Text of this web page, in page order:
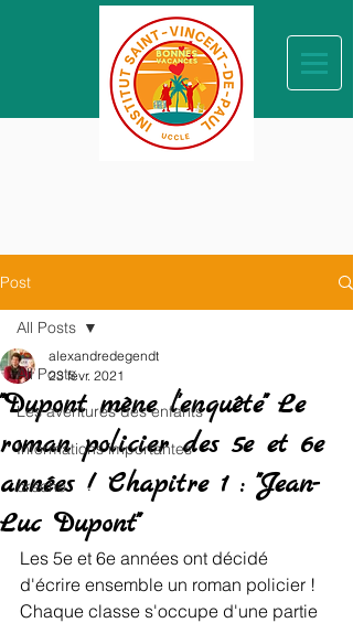
Post
All Posts
Les aventures des enfants
Informations importantes
crèche
All Posts
"Dupont mène l'enquête" Le
roman policier des 5e et 6e
années ! Chapitre 1 : "Jean-
Luc Dupont"
alexandredegendt
23 févr. 2021
Les 5e et 6e années ont décidé
d'écrire ensemble un roman policier !
Chaque classe s'occupe d'une partie